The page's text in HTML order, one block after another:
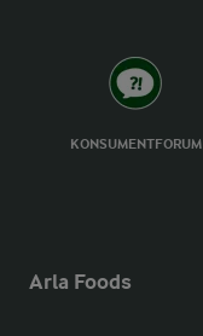
KONSUMENTFORUM
Arla Foods